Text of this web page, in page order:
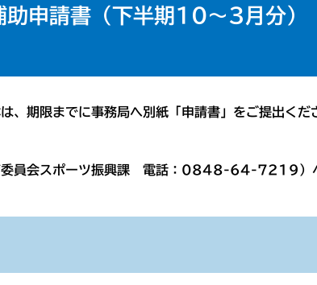
申請書（下半期10～3月分）
、期限までに事務局へ別紙「申請書」をご提出くだ
委員会スポーツ振興課 電話：0848-64-7219）